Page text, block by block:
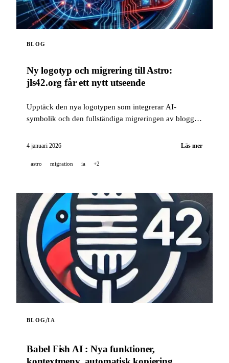
BLOG
Ny logotyp och migrering till Astro:
jls42.org får ett nytt utseende
Upptäck den nya logotypen som integrerar AI-
symbolik och den fullständiga migreringen av bloggen
15 språk.
4 januari 2026 Läs mer
astro migration ia +2
BLOG/IA
Babel Fish AI : Nya funktioner,